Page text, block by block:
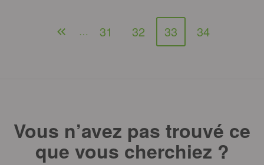
… 31 32 33 34
Vous n’avez pas trouvé ce
que vous cherchiez ?